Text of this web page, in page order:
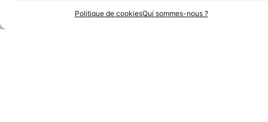
Politique de cookiesQui sommes-nous ?